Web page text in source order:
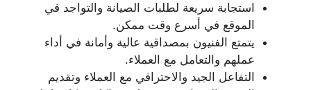
استجابة سريعة لطلبات الصيانة والتواجد في
الموقع في أسرع وقت ممكن.
يتمتع الفنيون بمصداقية عالية وأمانة في أداء
عملهم والتعامل مع العملاء.
التفاعل الجيد والاحترافي مع العملاء وتقديم